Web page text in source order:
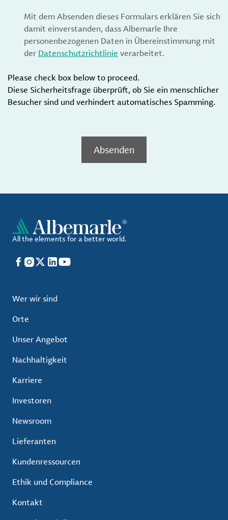
Mit dem Absenden dieses Formulars erklären Sie sich
damit einverstanden, dass Albemarle Ihre
personenbezogenen Daten in Übereinstimmung mit
der Datenschutzrichtlinie verarbeitet.
Please check box below to proceed.
Diese Sicherheitsfrage überprüft, ob Sie ein menschlicher
Besucher sind und verhindert automatisches Spamming.
Absenden
All the elements for a better world.
Facebook
Instagram
X LinkedIn
YouTube
Wer wir sind
Orte
Unser Angebot
Nachhaltigkeit
Karriere
Investoren
Newsroom
Lieferanten
Kundenressourcen
Ethik und Compliance
Kontakt